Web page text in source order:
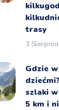
trasy
3
Gdzie
szlaki
5 km i